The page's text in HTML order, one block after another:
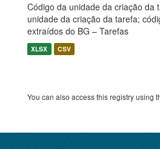
Código da unidade da criação da
unidade da criação da tarefa;
extraídos do BG – Tarefas
XLSX CSV
You can also access this registry using